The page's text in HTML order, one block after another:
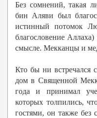
Без сомнений, такая
бин Аляви был
истинный потомок
благословение
смысле. Мекканцы и
Кто бы ни встречался
дом в Священной
года и принимал
которых толпились,
гостями, он также без